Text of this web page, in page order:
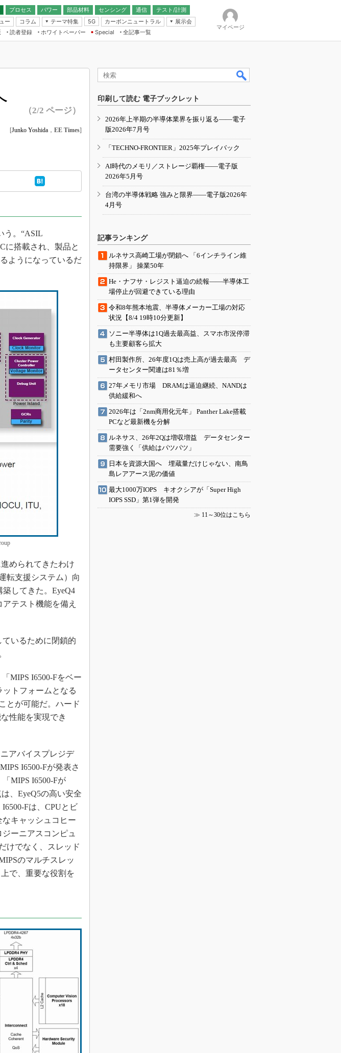
プロセス パワー 部品材料 センシング
通信
無線
テスト/計測
ー コラム
テーマ特集
）
5G カーボンニュートラル
展示会
IoT・エッジコンピューティング
EXPO
TECHNO-FRONTIER
人とくるま展
読者登録 ホワイトペーパー
Special
全記事一覧
マイページ
（2/2 ページ）
[Junko Yoshida ， EE Times]
う。“ASIL
に搭載され、製品と
ようになっているだ
められてきたわけ
転支援システム）向
してきた。EyeQ4
テスト機能を備え
いるために閉鎖的
MIPS I6500-Fをベー
ットフォームとなる
とが可能だ。ハード
性能を実現でき
アバイスプレジデ
I6500-Fが発表さ
MIPS I6500-Fが
、EyeQ5の高い安全
Fは、CPUとビ
キャッシュコヒー
ーニアスコンピュ
けでなく、スレッド
のマルチスレッ
で、重要な役割を
印刷して読む 電子ブックレット
2026年上半期の半導体業界を振り返る――電子
版2026年7月号
「TECHNO-FRONTIER」2025年プレイバック
AI時代のメモリ／ストレージ覇権――電子版
2026年5月号
台湾の半導体戦略 強みと限界――電子版2026年
4月号
記事ランキング
ルネサス高崎工場が閉鎖へ 「6インチライン維
持限界」 操業50年
He・ナフサ・レジスト逼迫の続報――半導体工
場停止が回避できている理由
令和8年熊本地震、半導体メーカー工場の対応
状況【8/4 19時10分更新】
ソニー半導体は1Q過去最高益、スマホ市況停滞
も主要顧客ら拡大
村田製作所、26年度1Qは売上高が過去最高 デ
ータセンター関連は81％増
27年メモリ市場 DRAMは逼迫継続、NANDは
供給緩和へ
2026年は「2nm商用化元年」 Panther Lake搭載
PCなど最新機を分解
ルネサス、26年2Qは増収増益 データセンター
需要強く「供給はパツパツ」
日本を資源大国へ 埋蔵量だけじゃない、南鳥
島レアアース泥の価値
最大1000万IOPS キオクシアが「Super High
IOPS SSD」第1弾を開発
≫ 11～30位はこちら